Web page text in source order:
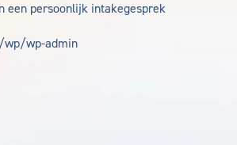
een persoonlijk intakegesprek
wp-admin